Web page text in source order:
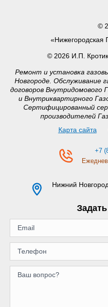
©
«Нижегородская
© 2026 И.П.
Ремонт и установка
Новгороде. Обслуживание
договоров Внутридомового
и Внутриквартирного
Сертифицированный
производителей
Карта сайта
+7
Нижний